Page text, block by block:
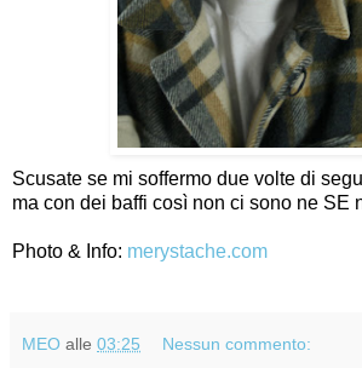
Scusate se mi soffermo due volte di
ma con dei baffi così non ci sono ne SE
Photo & Info: merystache.com
MEO alle 03:25 Nessun commento: